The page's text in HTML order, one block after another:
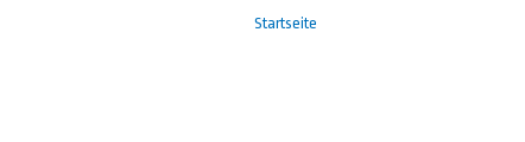
Startseite